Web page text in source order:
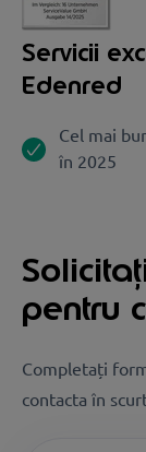
Servicii
Edenred
Cel mai
în 2025
pentru
Completați
contacta în